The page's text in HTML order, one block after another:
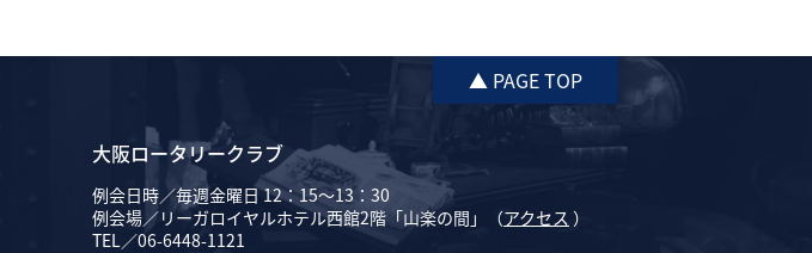
▲ PAGE TOP
大阪ロータリークラブ
例会日時／毎週金曜日 12：15～13：30
例会場／リーガロイヤルホテル西館2階「山楽の間」（アクセス ）
TEL／06-6448-1121